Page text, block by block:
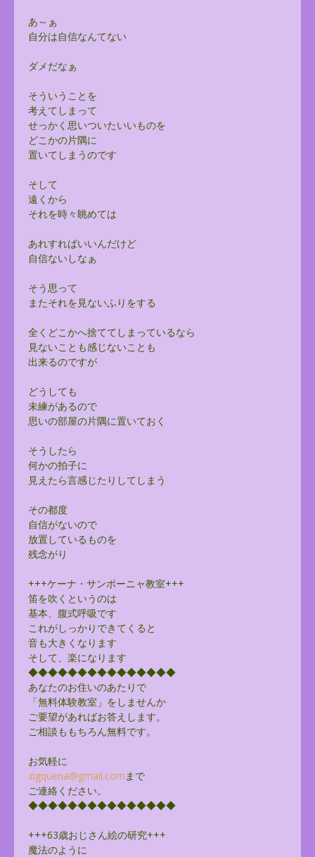
あ～ぁ
自分は自信なんてない
ダメだなぁ
そういうことを
考えてしまって
せっかく思いついたいいものを
どこかの片隅に
置いてしまうのです
そして
遠くから
それを時々眺めては
あれすればいいんだけど
自信ないしなぁ
そう思って
またそれを見ないふりをする
全くどこかへ捨ててしまっているなら
見ないことも感じないことも
出来るのですが
どうしても
未練があるので
思いの部屋の片隅に置いておく
そうしたら
何かの拍子に
見えたら言感じたりしてしまう
その都度
自信がないので
放置しているものを
残念がり
+++ケーナ・サンポーニャ教室+++
笛を吹くというのは
基本、腹式呼吸です
これがしっかりできてくると
音も大きくなります
そして、楽になります
◆◆◆◆◆◆◆◆◆◆◆◆◆◆◆
あなたのお住いのあたりで
「無料体験教室」をしませんか
ご要望があればお答えします。
ご相談ももちろん無料です。
お気軽に
zigquena@gmail.comまで
ご連絡ください。
◆◆◆◆◆◆◆◆◆◆◆◆◆◆◆
+++63歳おじさん絵の研究+++
魔法のように